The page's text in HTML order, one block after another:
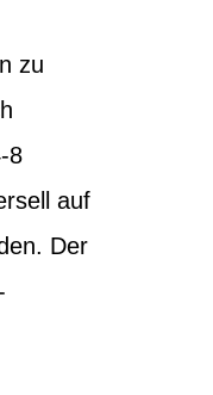
zu
8
auf
Der